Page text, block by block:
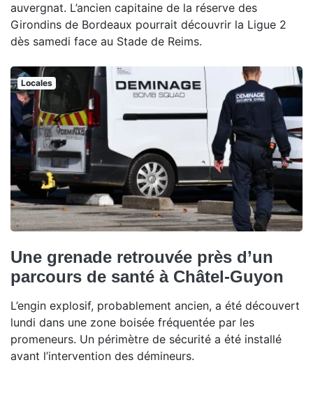
auvergnat. L’ancien capitaine de la réserve des
Girondins de Bordeaux pourrait découvrir la Ligue 2
dès samedi face au Stade de Reims.
Locales
Une grenade retrouvée près d’un
parcours de santé à Châtel-Guyon
L’engin explosif, probablement ancien, a été découvert
lundi dans une zone boisée fréquentée par les
promeneurs. Un périmètre de sécurité a été installé
avant l’intervention des démineurs.